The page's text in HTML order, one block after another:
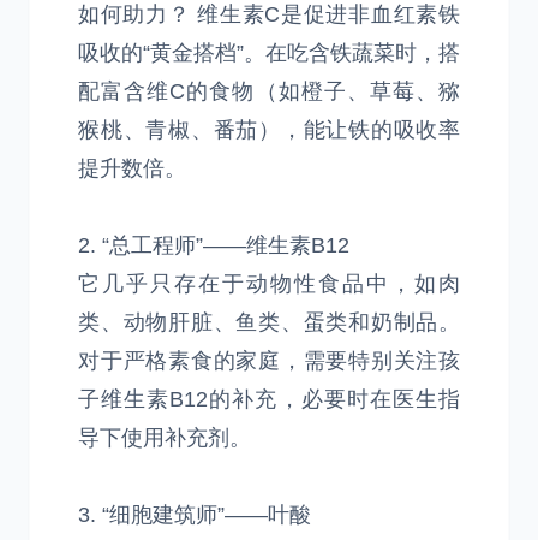
如何助力？ 维生素C是促进非血红素铁
吸收的“黄金搭档”。在吃含铁蔬菜时，搭
配富含维C的食物（如橙子、草莓、猕
猴桃、青椒、番茄），能让铁的吸收率
提升数倍。
2. “总工程师”——维生素B12
它几乎只存在于动物性食品中，如肉
类、动物肝脏、鱼类、蛋类和奶制品。
对于严格素食的家庭，需要特别关注孩
子维生素B12的补充，必要时在医生指
导下使用补充剂。
3. “细胞建筑师”——叶酸